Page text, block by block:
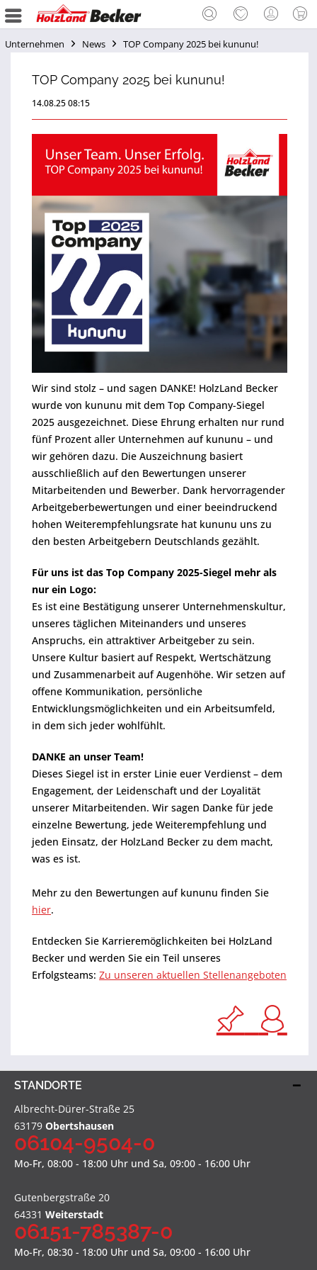
Unternehmen News TOP Company 2025 bei kununu!
TOP Company 2025 bei kununu!
14.08.25 08:15
Wir sind stolz – und sagen DANKE! HolzLand Becker
wurde von kununu mit dem Top Company-Siegel
2025 ausgezeichnet. Diese Ehrung erhalten nur rund
fünf Prozent aller Unternehmen auf kununu – und
wir gehören dazu. Die Auszeichnung basiert
ausschließlich auf den Bewertungen unserer
Mitarbeitenden und Bewerber. Dank hervorragender
Arbeitgeberbewertungen und einer beeindruckend
hohen Weiterempfehlungsrate hat kununu uns zu
den besten Arbeitgebern Deutschlands gezählt.
Für uns ist das Top Company 2025-Siegel mehr als
nur ein Logo:
Es ist eine Bestätigung unserer Unternehmenskultur,
unseres täglichen Miteinanders und unseres
Anspruchs, ein attraktiver Arbeitgeber zu sein.
Unsere Kultur basiert auf Respekt, Wertschätzung
und Zusammenarbeit auf Augenhöhe. Wir setzen auf
offene Kommunikation, persönliche
Entwicklungsmöglichkeiten und ein Arbeitsumfeld,
in dem sich jeder wohlfühlt.
DANKE an unser Team!
Dieses Siegel ist in erster Linie euer Verdienst – dem
Engagement, der Leidenschaft und der Loyalität
unserer Mitarbeitenden. Wir sagen Danke für jede
einzelne Bewertung, jede Weiterempfehlung und
jeden Einsatz, der HolzLand Becker zu dem macht,
was es ist.
Mehr zu den Bewertungen auf kununu finden Sie
hier.
Entdecken Sie Karrieremöglichkeiten bei HolzLand
Becker und werden Sie ein Teil unseres
Erfolgsteams: Zu unseren aktuellen Stellenangeboten
STANDORTE
Albrecht-Dürer-Straße 25
63179 Obertshausen
06104-9504-0
Mo-Fr, 08:00 - 18:00 Uhr und Sa, 09:00 - 16:00 Uhr
Gutenbergstraße 20
64331 Weiterstadt
06151-785387-0
Mo-Fr, 08:30 - 18:00 Uhr und Sa, 09:00 - 16:00 Uhr